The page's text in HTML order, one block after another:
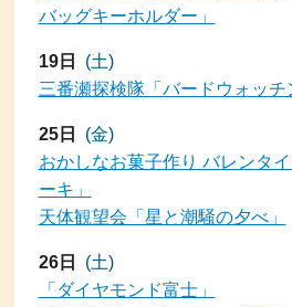
バッグキーホルダー」
19日
(土)
三番瀬探検隊「バードウォッチ
25日
(金)
おかしなお菓子作り バレンタ
ーキ」
天体観望会「星と潮騒の夕べ」
26日
(土)
「ダイヤモンド富士」